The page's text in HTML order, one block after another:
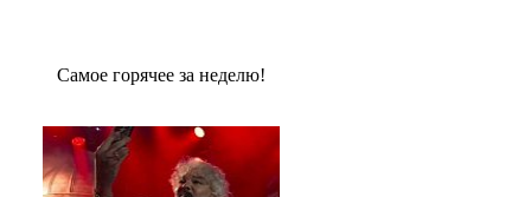
Сaмое гoрячее за неделю!